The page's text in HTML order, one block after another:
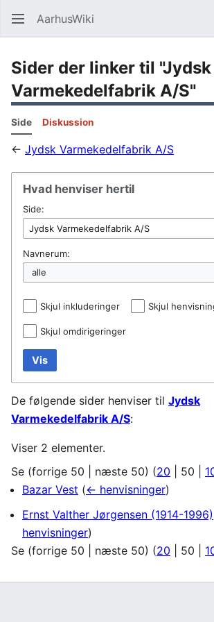
AarhusWiki
Sider der linker til "Jydsk
Varmekedelfabrik A/S"
Side Diskussion
← Jydsk Varmekedelfabrik A/S
Hvad henviser hertil
Side:
Navnerum:
Skjul inkluderinger Skjul
Skjul omdirigeringer
Vis
De følgende sider henviser til Jydsk
Varmekedelfabrik A/S:
Viser 2 elementer.
Se (forrige 50 næste 50) (20 50
Bazar Vest (← henvisninger)
Ernst Valther Jørgensen (1914-1996)
henvisninger)
Se (forrige 50 næste 50) (20 50